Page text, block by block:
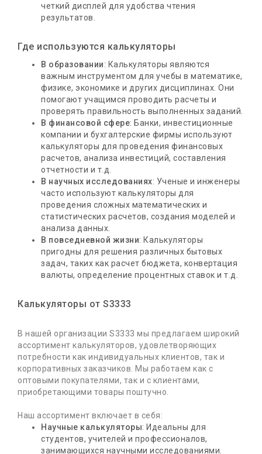
четкий дисплей для удобства чтения
результатов.
Где используются калькуляторы
В образовании: Калькуляторы являются
важным инструментом для учебы в математике,
физике, экономике и других дисциплинах. Они
помогают учащимся проводить расчеты и
проверять правильность выполненных заданий.
В финансовой сфере: Банки, инвестиционные
компании и бухгалтерские фирмы используют
калькуляторы для проведения финансовых
расчетов, анализа инвестиций, составления
отчетности и т.д.
В научных исследованиях: Ученые и инженеры
часто используют калькуляторы для
проведения сложных математических и
статистических расчетов, создания моделей и
анализа данных.
В повседневной жизни: Калькуляторы
пригодны для решения различных бытовых
задач, таких как расчет бюджета, конвертация
валюты, определение процентных ставок и т.д.
Калькуляторы от S3333
В нашей организации S3333 мы предлагаем широкий
ассортимент калькуляторов, удовлетворяющих
потребности как индивидуальных клиентов, так и
корпоративных заказчиков. Мы работаем как с
оптовыми покупателями, так и с клиентами,
приобретающими товары поштучно.
Наш ассортимент включает в себя:
Научные калькуляторы: Идеальны для
студентов, учителей и профессионалов,
занимающихся научными исследованиями.